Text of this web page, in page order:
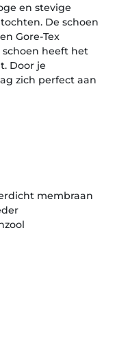
en stevige
De schoen
Gore-Tex
schoen heeft het
Door je
zich perfect aan
membraan